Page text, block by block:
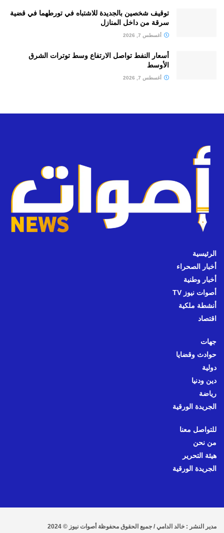
توقيف شخصين بالجديدة للاشتباه في تورطهما في قضية
سرقة من داخل المنازل
أغسطس 7, 2026
أسعار النفط تواصل الارتفاع وسط توترات الشرق
الأوسط
أغسطس 7, 2026
الرئيسية
أخبار الصحراء
أخبار وطنية
أصوات نيوز TV
أنشطة ملكية
اقتصاد
جهات
حوادث وقضايا
دولية
دين ودنيا
رياضة
الجريدة الورقية
للتواصل معنا
من نحن
هيئة التحرير
الجريدة الورقية
مدير النشر : خالد الدامي / جميع الحقوق محفوظة أصوات نيوز © 2024